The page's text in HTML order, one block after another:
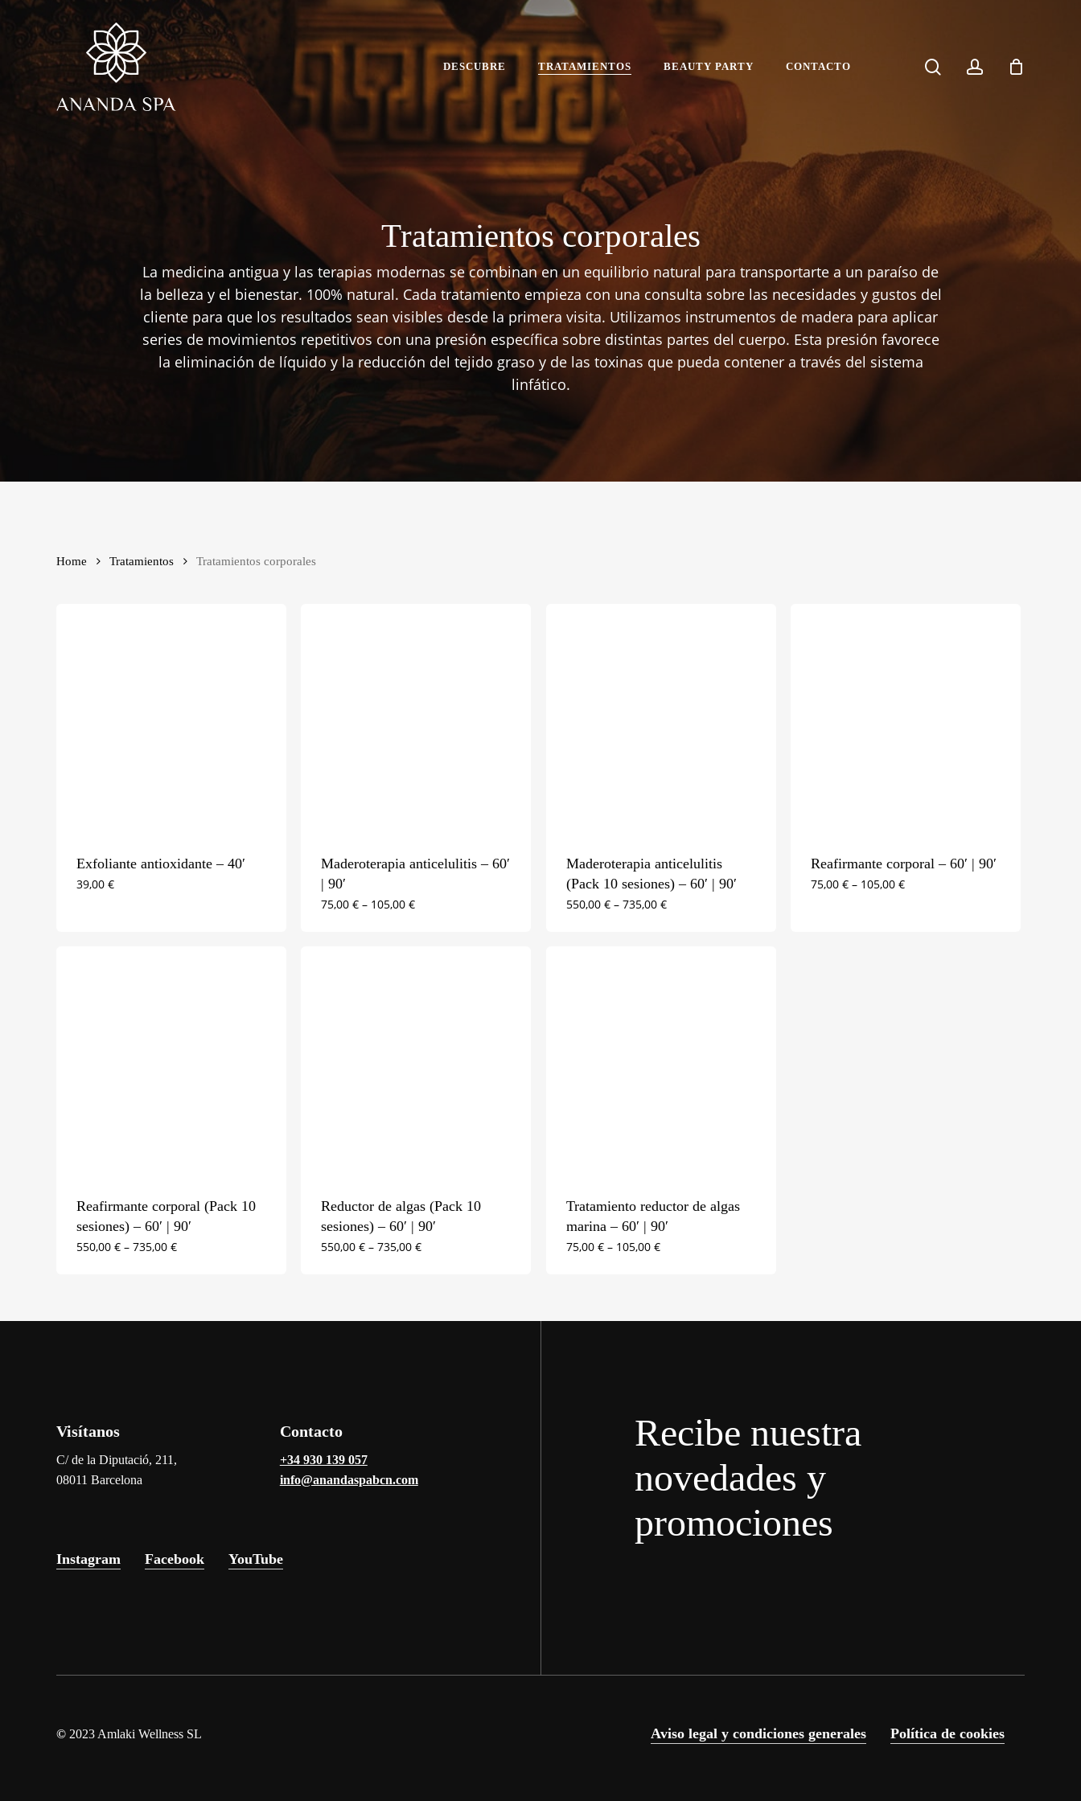
DESCUBRE TRATAMIENTOS BEAUTY PARTY CONTACTO searchaccount
Tratamientos corporales
La medicina antigua y las terapias modernas se combinan en un equilibrio natural para transportarte a un paraíso de
la belleza y el bienestar. 100% natural. Cada tratamiento empieza con una consulta sobre las necesidades y gustos del
cliente para que los resultados sean visibles desde la primera visita. Utilizamos instrumentos de madera para aplicar
series de movimientos repetitivos con una presión específica sobre distintas partes del cuerpo. Esta presión favorece
la eliminación de líquido y la reducción del tejido graso y de las toxinas que pueda contener a través del sistema
linfático.
Home Tratamientos Tratamientos corporales
Exfoliante antioxidante – 40′
39,00 €
Maderoterapia anticelulitis – 60′
| 90′
75,00€ – 105,00€
Maderoterapia anticelulitis
(Pack 10 sesiones) – 60′ | 90′
550,00 €– 735,00 €
Reafirmante corporal – 60′ | 90′
75,00 €– 105,00 €
Reafirmante corporal (Pack 10
sesiones) – 60′ | 90′
550,00 € – 735,00 €
Reductor de algas (Pack 10
sesiones) – 60′ | 90′
550,00€ –735,00€
Tratamiento reductor de algas
marina – 60′ | 90′
75,00 €– 105,00 €
Visítanos
C/ de la Diputació, 211,
08011 Barcelona
Contacto
+34 930 139 057
info@anandaspabcn.com
Instagram Facebook YouTube
Recibe nuestra
novedades y
promociones
© 2023Amlaki Wellness SL Aviso legal y condiciones generales Política de cookies